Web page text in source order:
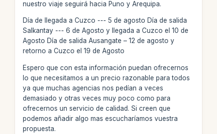
nuestro viaje seguirá hacia Puno y Arequipa.
Día de llegada a Cuzco --- 5 de agosto Día de salida
Salkantay --- 6 de Agosto y llegada a Cuzco el 10 de
Agosto Día de salida Ausangate – 12 de agosto y
retorno a Cuzco el 19 de Agosto
Espero que con esta información puedan ofrecernos
lo que necesitamos a un precio razonable para todos
ya que muchas agencias nos pedían a veces
demasiado y otras veces muy poco como para
ofrecernos un servicio de calidad. Si creen que
podemos añadir algo mas escucharíamos vuestra
propuesta.